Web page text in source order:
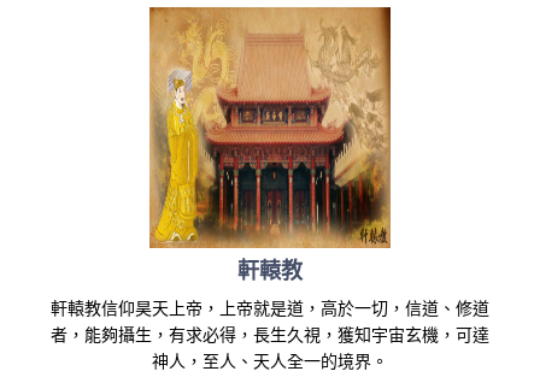
軒轅教
軒轅教信仰昊天上帝，上帝就是道，高於一切，信道、修道
者，能夠攝生，有求必得，長生久視，獲知宇宙玄機，可達
神人，至人、天人全一的境界。